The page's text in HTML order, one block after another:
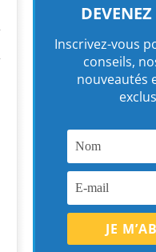
Inscrivez-vous
conseils,
nouveautés